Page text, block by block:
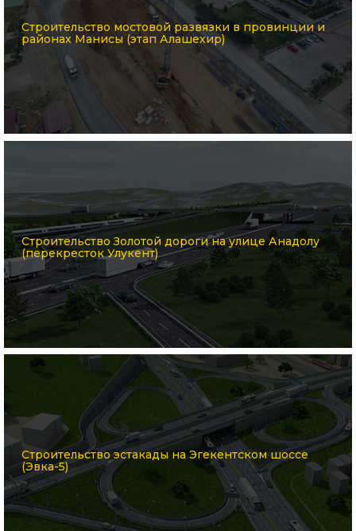
Строительство мостовой развязки в провинции и
районах Манисы (этап Алашехир)
Строительство Золотой дороги на улице Анадолу
(перекресток Улукент)
Строительство эстакады на Эгекентском шоссе
(Эвка-5)